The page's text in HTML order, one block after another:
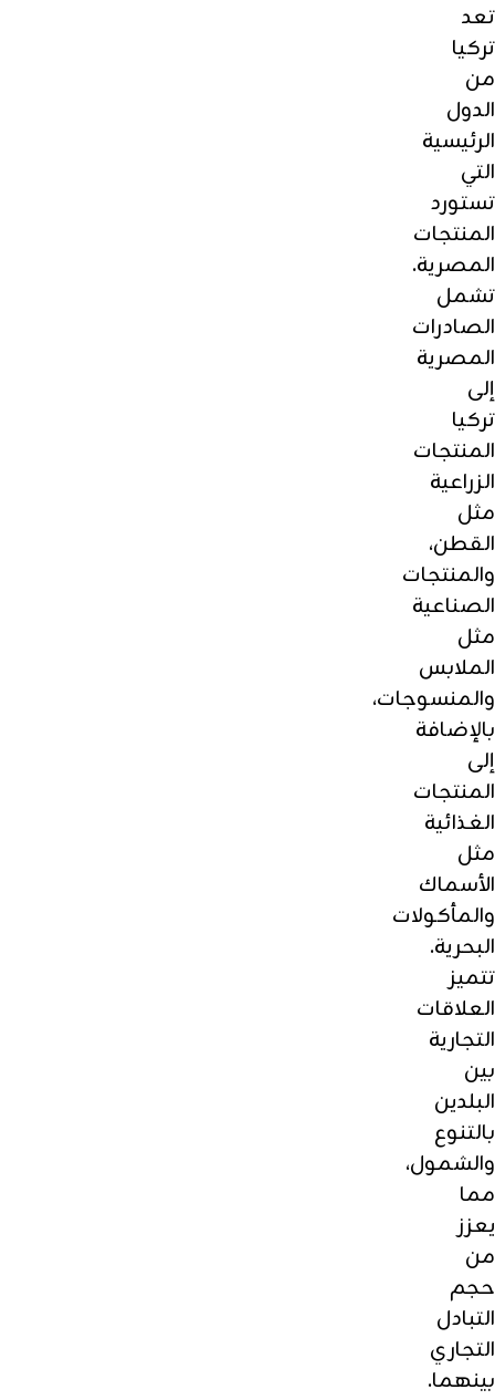
تعد
تركيا
من
الدول
الرئيسية
التي
تستورد
المنتجات
المصرية.
تشمل
الصادرات
المصرية
إلى
تركيا
المنتجات
الزراعية
مثل
القطن،
والمنتجات
الصناعية
مثل
الملابس
والمنسوجات،
بالإضافة
إلى
المنتجات
الغذائية
مثل
الأسماك
والمأكولات
البحرية.
تتميز
العلاقات
التجارية
بين
البلدين
بالتنوع
والشمول،
مما
يعزز
من
حجم
التبادل
التجاري
بينهما.